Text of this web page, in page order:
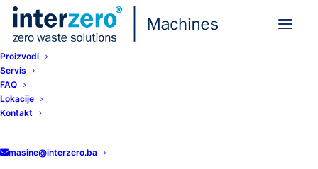
Proizvodi
Servis
FAQ
Lokacije
Kontakt
masine@interzero.ba
Home
Pribor za